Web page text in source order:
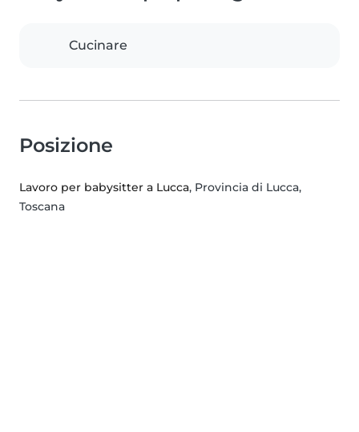
Cucinare
Posizione
Lavoro per babysitter a Lucca, Provincia di Lucca,
Toscana